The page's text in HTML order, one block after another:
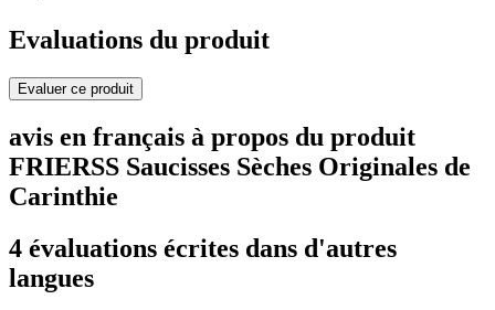
Evaluations du produit
Evaluer ce produit
avis en français à propos du produit
FRIERSS Saucisses Sèches Originales de
Carinthie
4 évaluations écrites dans d'autres
langues